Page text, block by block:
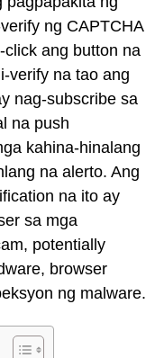
ng CAPTCHA
ang button na
verify na tao ang
nag-subscribe sa
na push
kahina-hinalang
na alerto. Ang
na ito ay
sa mga
potentially
browser
ng malware.